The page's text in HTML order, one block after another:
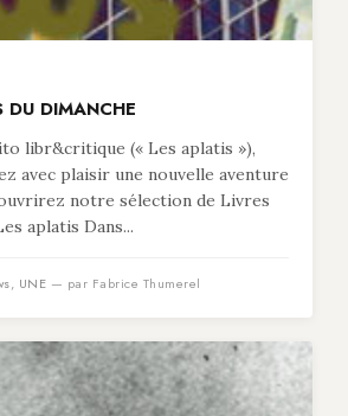
DIMANCHE
libr&critique (« Les aplatis »),
avec plaisir une nouvelle aventure
notre sélection de Livres
aplatis Dans...
, UNE — par Fabrice Thumerel